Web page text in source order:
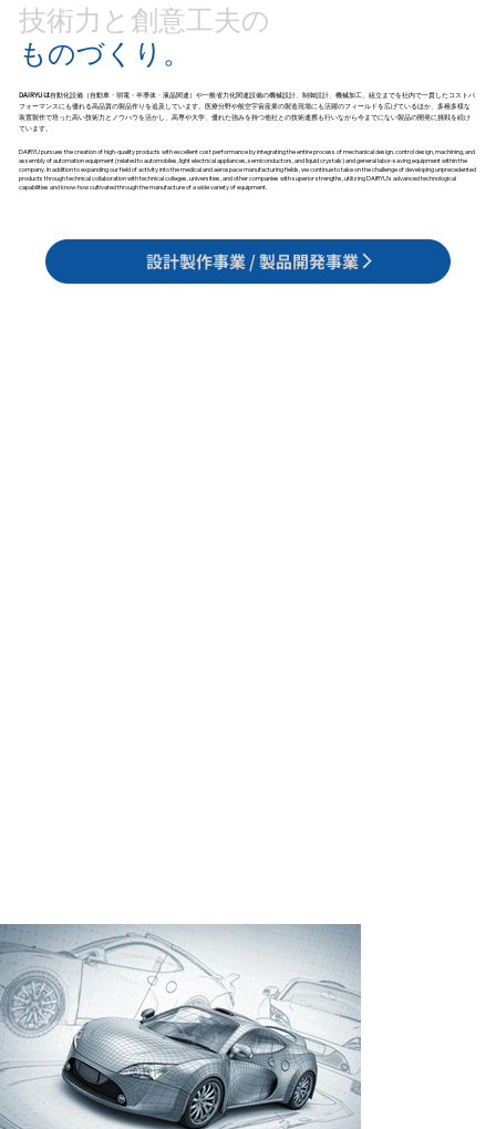
技術力と創意工夫の
ものづくり。
DAIRYUは自動化設備（自動車・弱電・半導体・液晶関連）や一般省力化関連設備の機械設計、制御設計、機械加工、組立までを社内で一貫したコストパ
フォーマンスにも優れる高品質の製品作りを追及しています。医療分野や航空宇宙産業の製造現場にも活躍のフィールドを広げているほか、多種多様な
装置製作で培った高い技術力とノウハウを活かし、高専や大学、優れた強みを持つ他社との技術連携も行いながら今までにない製品の開発に挑戦を続け
ています。
DAIRYU pursues the creation of high-quality products with excellent cost performance by integrating the entire process of mechanical design, control design, machining, and
assembly of automation equipment (related to automobiles, light electrical appliances, semiconductors, and liquid crystals) and general labor-saving equipment within the
company. In addition to expanding our field of activity into the medical and aerospace manufacturing fields, we continue to take on the challenge of developing unprecedented
products through technical collaboration with technical colleges, universities, and other companies with superior strengths, utilizing DAIRYU's advanced technological
capabilities and know-how cultivated through the manufacture of a wide variety of equipment.
設計製作事業 / 製品開発事業